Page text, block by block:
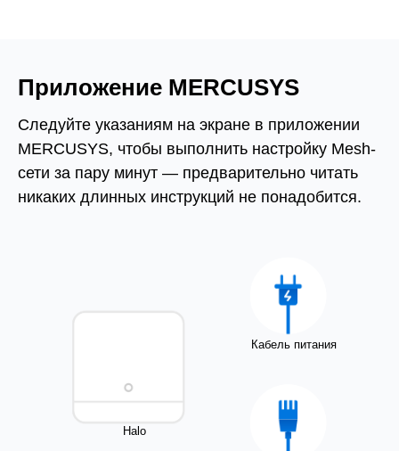
Приложение MERCUSYS
Следуйте указаниям на экране в приложении
MERCUSYS, чтобы выполнить настройку Mesh-
сети за пару минут — предварительно читать
никаких длинных инструкций не понадобится.
Halo
Кабель питания